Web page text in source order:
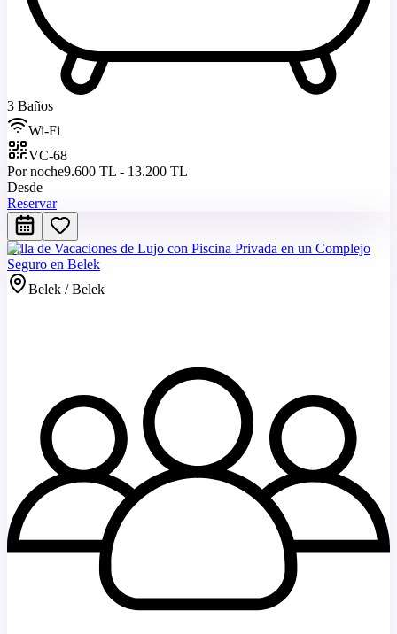
3 Baños
Wi-Fi
VC-68
Por noche9.600 TL - 13.200 TL
Desde
Reservar
Villa de Vacaciones de Lujo con Piscina Privada en un Complejo
Seguro en Belek
Belek / Belek